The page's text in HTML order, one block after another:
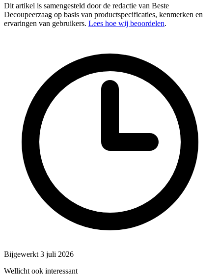
Dit artikel is samengesteld door de redactie van Beste
Decoupeerzaag op basis van productspecificaties, kenmerken en
ervaringen van gebruikers. Lees hoe wij beoordelen.
Bijgewerkt 3 juli 2026
Wellicht ook interessant